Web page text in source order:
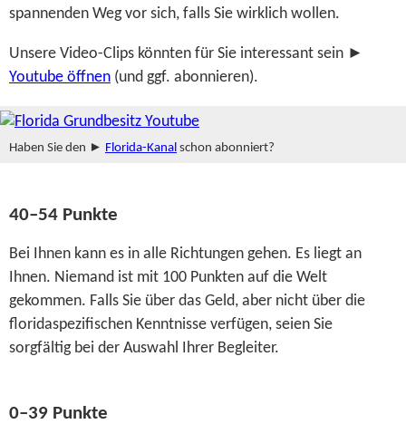
spannenden Weg vor sich, falls Sie wirklich wollen.
Unsere Video-Clips könnten für Sie interessant sein ►
Youtube öffnen (und ggf. abonnieren).
Haben Sie den ► Florida-Kanal schon abonniert?
40–54 Punkte
Bei Ihnen kann es in alle Richtungen gehen. Es liegt an
Ihnen. Niemand ist mit 100 Punkten auf die Welt
gekommen. Falls Sie über das Geld, aber nicht über die
floridaspezifischen Kenntnisse verfügen, seien Sie
sorgfältig bei der Auswahl Ihrer Begleiter.
0–39 Punkte